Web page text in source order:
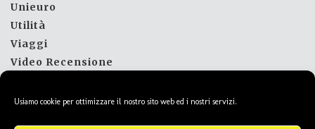
Usiamo cookie per ottimizzare il nostro sito web ed i nostri servizi.
Unieuro
Utilità
Viaggi
Video Recensione
videosorveglianza